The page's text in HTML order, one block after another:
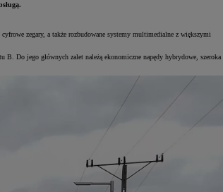
zegary, a także rozbudowane systemy multimedialne z większymi
Do jego głównych zalet należą ekonomiczne napędy hybrydowe, szeroka